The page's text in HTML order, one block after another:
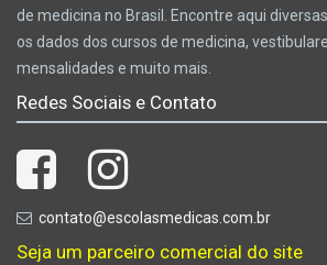
de medicina no Brasil. Encontre aqui
os dados dos cursos de medicina,
mensalidades e muito mais.
Redes Sociais e Contato
contato@escolasmedicas.com.br
Seja um parceiro comercial do site